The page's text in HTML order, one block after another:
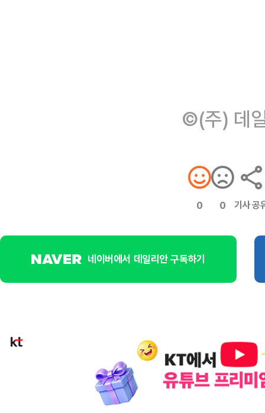
©(주) 데
0 0 기사 공
네이버에서 데일리안 구독하기